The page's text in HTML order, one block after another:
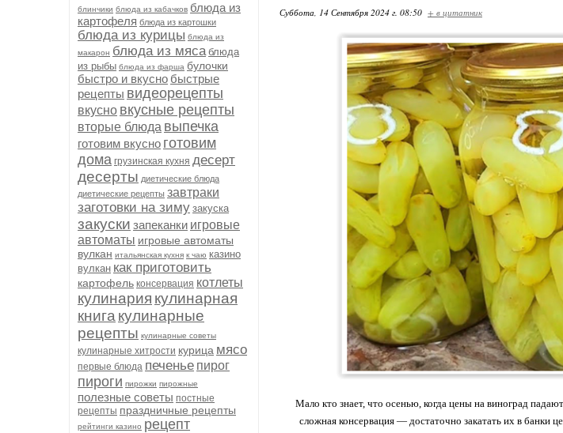
блинчики блюда из кабачков блюда из
картофеля блюда из картошки
блюда из курицы блюда из
макарон блюда из мяса блюда
из рыбы блюда из фарша булочки
быстро и вкусно быстрые
рецепты видеорецепты
вкусно вкусные рецепты
вторые блюда выпечка
готовим вкусно готовим
дома грузинская кухня десерт
десерты диетические блюда
диетические рецепты завтраки
заготовки на зиму закуска
закуски запеканки игровые
автоматы игровые автоматы
вулкан итальянская кухня к чаю казино
вулкан как приготовить
картофель консервация котлеты
кулинария кулинарная
книга кулинарные
рецепты кулинарные советы
кулинарные хитрости курица мясо
первые блюда печенье пирог
пироги пирожки пирожные
полезные советы постные
рецепты праздничные рецепты
рейтинги казино рецепт
Суббота, 14 Сентября 2024 г. 08:50 + в цитатник
Мало кто знает, что осенью, когда цены на виноград
сложная консервация — достаточно закатать их в банки